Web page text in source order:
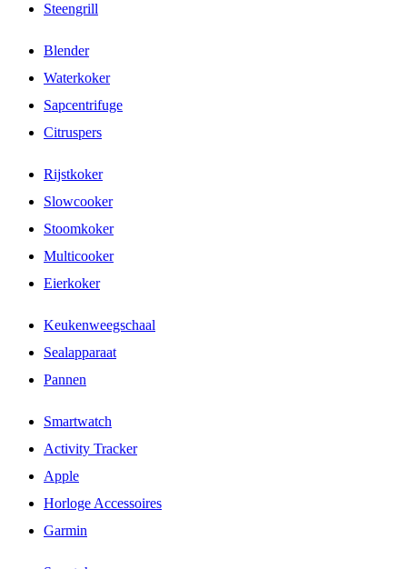
Steengrill
Blender
Waterkoker
Sapcentrifuge
Citruspers
Rijstkoker
Slowcooker
Stoomkoker
Multicooker
Eierkoker
Keukenweegschaal
Sealapparaat
Pannen
Smartwatch
Activity Tracker
Apple
Horloge Accessoires
Garmin